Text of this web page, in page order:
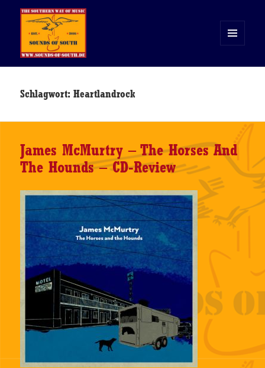
WIDGETS
Schlagwort:Heartlandrock
James McMurtry – The Horses And
The Hounds – CD-Review